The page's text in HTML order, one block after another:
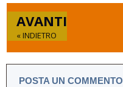
AVANTI
« INDIETRO
POSTA UN COMMENTO